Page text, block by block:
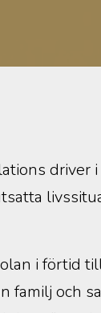
driver
i förtid
familj och